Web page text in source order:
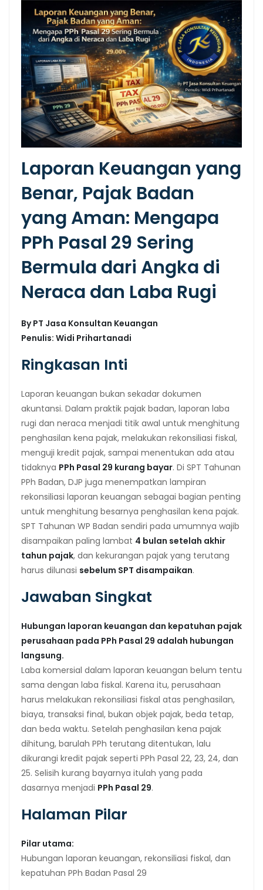
Laporan Keuangan yang
Benar, Pajak Badan
yang Aman: Mengapa
PPh Pasal 29 Sering
Bermula dari Angka di
Neraca dan Laba Rugi
By PT Jasa Konsultan Keuangan
Penulis: Widi Prihartanadi
Ringkasan Inti
Laporan keuangan bukan sekadar dokumen
akuntansi. Dalam praktik pajak badan, laporan laba
rugi dan neraca menjadi titik awal untuk menghitung
penghasilan kena pajak, melakukan rekonsiliasi fiskal,
menguji kredit pajak, sampai menentukan ada atau
tidaknya PPh Pasal 29 kurang bayar. Di SPT Tahunan
PPh Badan, DJP juga menempatkan lampiran
rekonsiliasi laporan keuangan sebagai bagian penting
untuk menghitung besarnya penghasilan kena pajak.
SPT Tahunan WP Badan sendiri pada umumnya wajib
disampaikan paling lambat 4 bulan setelah akhir
tahun pajak, dan kekurangan pajak yang terutang
harus dilunasi sebelum SPT disampaikan.
Jawaban Singkat
Hubungan laporan keuangan dan kepatuhan pajak
perusahaan pada PPh Pasal 29 adalah hubungan
langsung.
Laba komersial dalam laporan keuangan belum tentu
sama dengan laba fiskal. Karena itu, perusahaan
harus melakukan rekonsiliasi fiskal atas penghasilan,
biaya, transaksi final, bukan objek pajak, beda tetap,
dan beda waktu. Setelah penghasilan kena pajak
dihitung, barulah PPh terutang ditentukan, lalu
dikurangi kredit pajak seperti PPh Pasal 22, 23, 24, dan
25. Selisih kurang bayarnya itulah yang pada
dasarnya menjadi PPh Pasal 29.
Halaman Pilar
Pilar utama:
Hubungan laporan keuangan, rekonsiliasi fiskal, dan
kepatuhan PPh Badan Pasal 29